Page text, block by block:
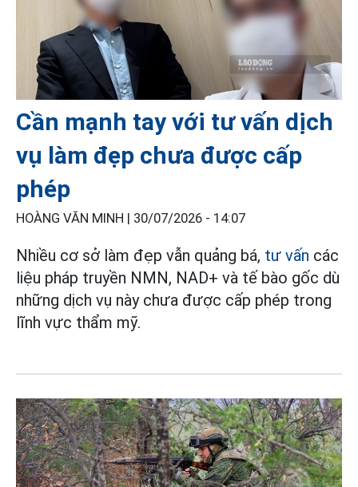
Cần mạnh tay với tư vấn dịch
vụ làm đẹp chưa được cấp
phép
HOÀNG VĂN MINH | 30/07/2026 - 14:07
Nhiều cơ sở làm đẹp vẫn quảng bá, tư vấn các
liệu pháp truyền NMN, NAD+ và tế bào gốc dù
những dịch vụ này chưa được cấp phép trong
lĩnh vực thẩm mỹ.